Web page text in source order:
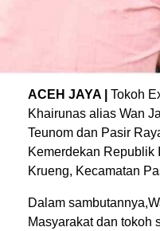
ACEH JAYA | Tokoh
Khairunas alias Wan
Teunom dan Pasir
Kemerdekan Republik
Krueng, Kecamatan
Dalam
Masyarakat dan tokoh